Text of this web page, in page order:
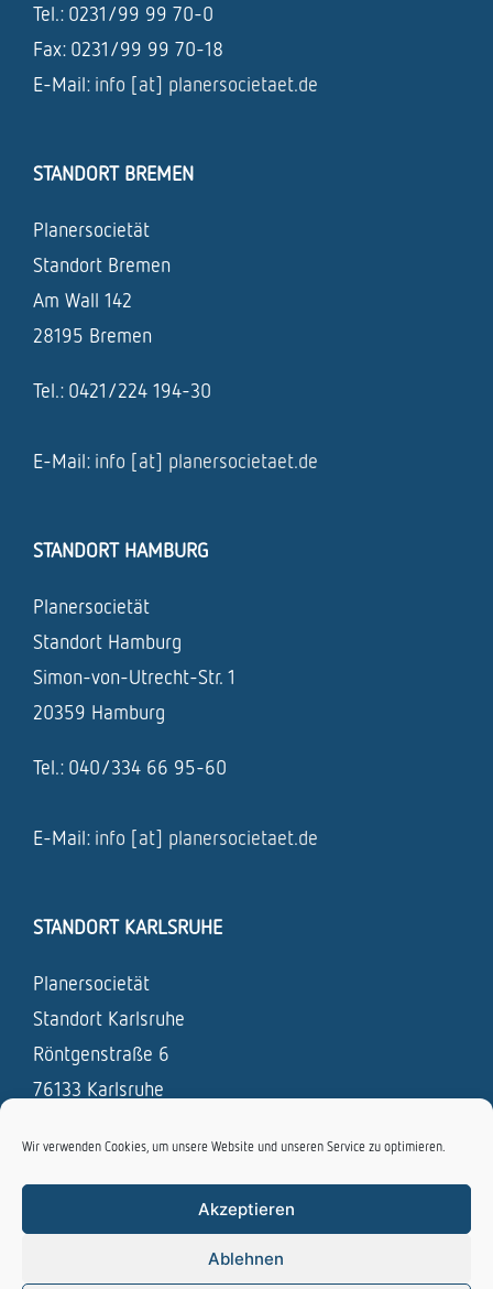
Wir verwenden Cookies, um unsere Website und unseren Service zu optimieren.
Akzeptieren
Ablehnen
Tel.: 0231/99 99 70-0
Fax: 0231/99 99 70-18
E-Mail: info [at] planersocietaet.de
STANDORT BREMEN
Planersocietät
Standort Bremen
Am Wall 142
28195 Bremen
Tel.: 0421/224 194-30
E-Mail: info [at] planersocietaet.de
STANDORT HAMBURG
Planersocietät
Standort Hamburg
Simon-von-Utrecht-Str. 1
20359 Hamburg
Tel.: 040/334 66 95-60
E-Mail: info [at] planersocietaet.de
STANDORT KARLSRUHE
Planersocietät
Standort Karlsruhe
Röntgenstraße 6
76133 Karlsruhe
Tel.: 0721 / 831 693 – 0
Fax: 0721 / 831 693 – 19
info [at] planersocietaet.de